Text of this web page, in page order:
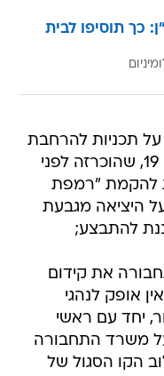
כך תוסיפו לבית
עובדים על תכניות להרחבת
הכביש. התכנית הקודמת, תת"ל 19, שהוכרזה לפני
להקמת "רמפת
היציאה מגבעת
להתבצע;
את קידום
שוב אין אופק לנהגי
יחד עם ראשי
משרד התחבורה
הקו הסגול של